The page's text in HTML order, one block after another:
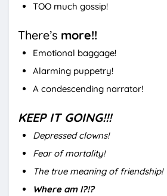
TOO much gossip!
There’s more!!
Emotional baggage!
Alarming puppetry!
A condescending narrator!
KEEP IT GOING!!!
Depressed clowns!
Fear of mortality!
The true meaning of friendship!
Where am I?!?